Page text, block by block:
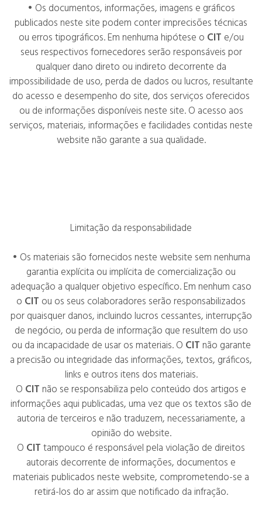
• Os documentos, informações, imagens e gráficos
publicados neste site podem conter imprecisões técnicas
ou erros tipográficos. Em nenhuma hipótese o CIT e/ou
seus respectivos fornecedores serão responsáveis por
qualquer dano direto ou indireto decorrente da
impossibilidade de uso, perda de dados ou lucros, resultante
do acesso e desempenho do site, dos serviços oferecidos
ou de informações disponíveis neste site. O acesso aos
serviços, materiais, informações e facilidades contidas neste
website não garante a sua qualidade.
Limitação da responsabilidade
• Os materiais são fornecidos neste website sem nenhuma
garantia explícita ou implícita de comercialização ou
adequação a qualquer objetivo específico. Em nenhum caso
o CIT ou os seus colaboradores serão responsabilizados
por quaisquer danos, incluindo lucros cessantes, interrupção
de negócio, ou perda de informação que resultem do uso
ou da incapacidade de usar os materiais. O CITnão garante
a precisão ou integridade das informações, textos, gráficos,
links e outros itens dos materiais.
O CITnão se responsabiliza pelo conteúdo dos artigos e
informações aqui publicadas, uma vez que os textos são de
autoria de terceiros e não traduzem, necessariamente, a
opinião do website.
O CITtampouco é responsável pela violação de direitos
autorais decorrente de informações, documentos e
materiais publicados neste website, comprometendo-se a
retirá-los do ar assim que notificado da infração.